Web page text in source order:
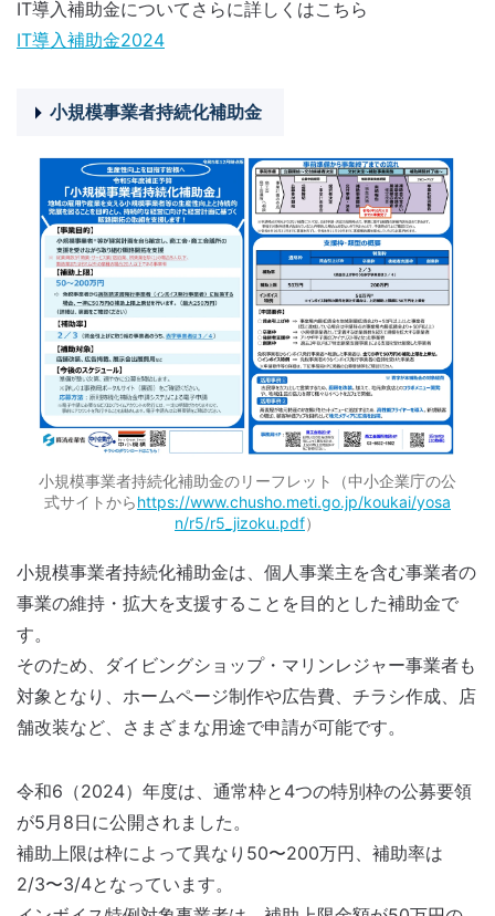
IT導入補助金についてさらに詳しくはこちら
IT導入補助金2024
小規模事業者持続化補助金
⼩規模事業者持続化補助⾦のリーフレット（中小企業庁の公
式サイトからhttps://www.chusho.meti.go.jp/koukai/yosa
n/r5/r5_jizoku.pdf）
小規模事業者持続化補助金は、個人事業主を含む事業者の
事業の維持・拡大を支援することを目的とした補助金で
す。
そのため、ダイビングショップ・マリンレジャー事業者も
対象となり、ホームページ制作や広告費、チラシ作成、店
舗改装など、さまざまな用途で申請が可能です。
令和6（2024）年度は、通常枠と4つの特別枠の公募要領
が5月8日に公開されました。
補助上限は枠によって異なり50〜200万円、補助率は
2/3〜3/4となっています。